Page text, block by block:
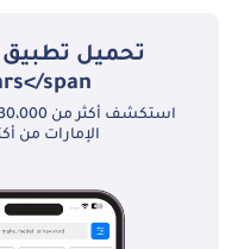
span>
الإمارات من أكثر من 350